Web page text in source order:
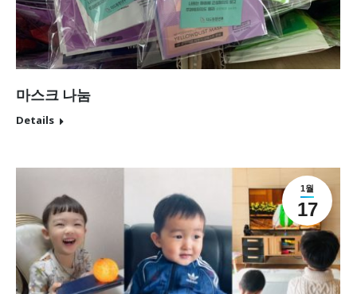
마스크 나눔
Details
1월
17